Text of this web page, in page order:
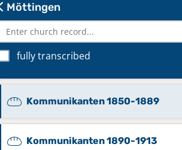
Möttingen
fully transcribed
Kommunikanten 1759-1802
Kommunikanten 1802-1850
Kommunikanten 1850-1889
Kommunikanten 1890-1913